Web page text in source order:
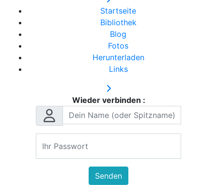
Startseite
Bibliothek
Blog
Fotos
Herunterladen
Links
Wieder verbinden :
Senden